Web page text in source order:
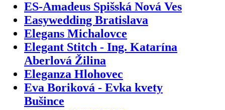
ES-Amadeus Spišská Nová Ves
Easywedding Bratislava
Elegans Michalovce
Elegant Stitch - Ing. Katarína
Aberlová Žilina
Eleganza Hlohovec
Eva Boriková - Evka kvety
Bušince